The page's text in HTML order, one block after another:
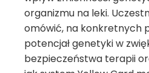
organizmu na leki.
omówić, na konkretnych
potencjał genetyki w
bezpieczeństwa terapii